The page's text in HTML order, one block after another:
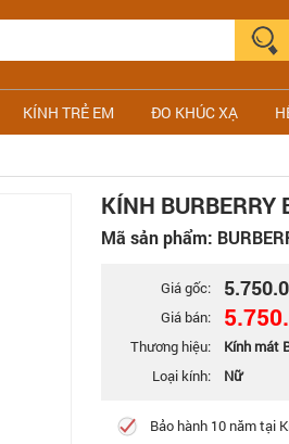
KÍNH TRẺ EM ĐO KHÚC XẠ
KÍNH
Mã sản phẩm:
Giá gốc:
Giá bán:
Thương hiệu:
Kính mát
Loại kính:
Nữ
Bảo hành 10 năm tại